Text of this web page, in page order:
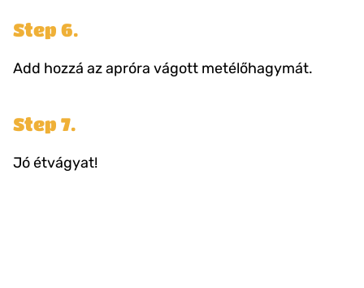
Step 6.
Add hozzá az apróra vágott metélőhagymát.
Step 7.
Jó étvágyat!